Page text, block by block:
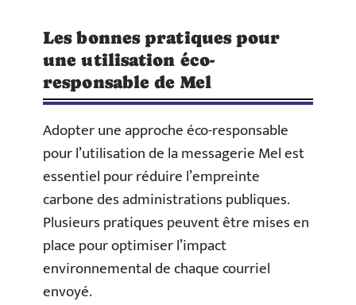
Les bonnes pratiques pour
une utilisation éco-
responsable de Mel
Adopter une approche éco-responsable
pour l’utilisation de la messagerie Mel est
essentiel pour réduire l’empreinte
carbone des administrations publiques.
Plusieurs pratiques peuvent être mises en
place pour optimiser l’impact
environnemental de chaque courriel
envoyé.